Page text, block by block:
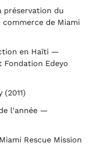
préservation du
de Miami
en Haïti —
Fondation Edeyo
l'année —
Rescue Mission